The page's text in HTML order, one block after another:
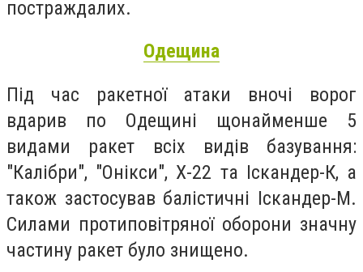
постраждалих.
Одещина
Під час ракетної атаки вночі ворог
вдарив по Одещині щонайменше 5
видами ракет всіх видів базування:
"Калібри", "Онікси", Х-22 та Іскандер-К, а
також застосував балістичні Іскандер-М.
Силами протиповітряної оборони значну
частину ракет було знищено.